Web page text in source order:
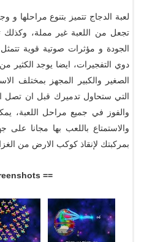
لعبة الدجاج تتميز بتنوع مراحلها و
تجعل من اللعبة غير مملة، وكذلك
الجودة و مؤثرات صوتية قوية
دوي التفجيرات، ايضا يوجد الكثير
الصغير والكبير المجهز بمختلف
التي ستحاول تدميرك قبل ان تصل
والفوز في جميع مراحل اللعبة،
والاستمتاع باللعب بها مجانا على
بمركبتك لإنقاذ كوكب الارض من
== View Screenshots ==